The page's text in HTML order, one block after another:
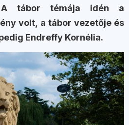
A tábor témája idén a
volt, a tábor vezetője és
Endreffy Kornélia.